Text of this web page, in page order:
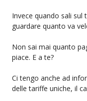
Invece quando sali
guardare quanto va
Non sai mai quanto
piace. E a te?
Ci tengo anche ad
delle tariffe uniche, il